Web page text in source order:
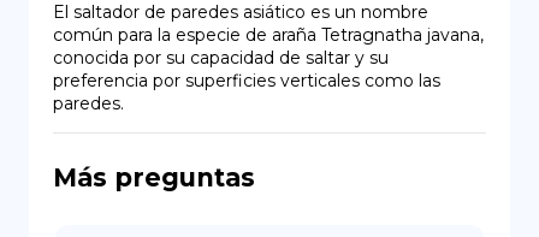
ES
Copiright © Niro ID
El saltador de paredes asiático es un nombre
común para la especie de araña Tetragnatha javana,
conocida por su capacidad de saltar y su
preferencia por superficies verticales como las
paredes.
Más preguntas